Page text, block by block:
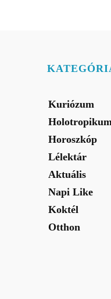
Kuriózum
Horoszkóp
Lélektár
Aktuális
Napi Like
Koktél
Otthon